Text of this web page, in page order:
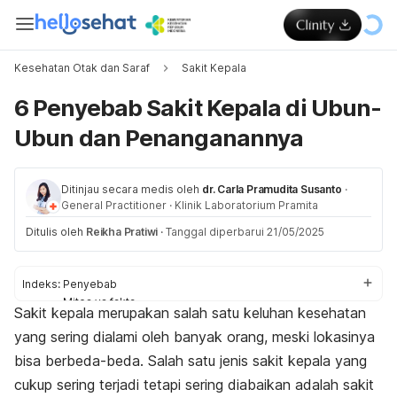
Kesehatan Otak dan Saraf Sakit Kepala
6 Penyebab Sakit Kepala di Ubun-
Ubun dan Penanganannya
Ditinjau secara medis oleh dr. Carla Pramudita Susanto ·
General Practitioner · Klinik Laboratorium Pramita
Ditulis oleh Reikha Pratiwi · Tanggal diperbarui 21/05/2025
Indeks: Penyebab
Mitos vs fakta
Penanganan
Sakit kepala merupakan salah satu keluhan kesehatan
yang sering dialami oleh banyak orang, meski lokasinya
bisa berbeda-beda. Salah satu jenis sakit kepala yang
cukup sering terjadi tetapi sering diabaikan adalah sakit